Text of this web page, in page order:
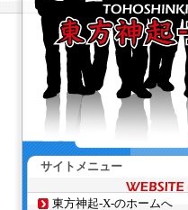
サイトメニュー
東方神起-X-のホームへ